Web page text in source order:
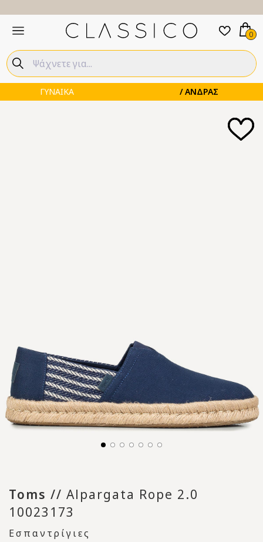
ΓΥΝΑΙΚΑ ΑΝΔΡΑΣ
0
Toms // Alpargata Rope 2.0
10023173
Εσπαντρίγιες